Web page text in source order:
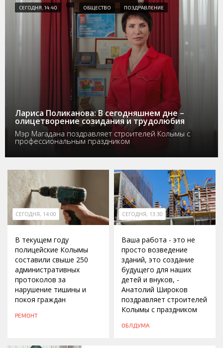
СЕГОДНЯ, 14:40 ОБЩЕСТВО ПОЗДРАВЛЕНИЕ
Лариса Поликанова: В сегодняшнем дне –
олицетворение созидания и трудолюбия
Мэр Магадана поздравляет строителей Колымы с
профессиональным праздником
СЕГОДНЯ, 14:00
В текущем году
полицейские Колымы
составили свыше 250
административных
протоколов за
нарушение тишины и
покоя граждан
РЕМОНТ
СЕГОДНЯ, 13:30
Ваша работа - это не
просто возведение
зданий, это создание
будущего для наших
детей и внуков, -
Анатолий Широков
поздравляет строителей
Колымы с праздником
ОБЛДУМА